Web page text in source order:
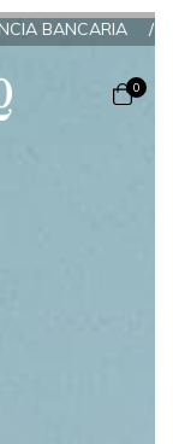
/6 CUOTAS
0